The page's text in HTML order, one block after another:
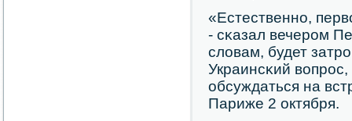
«Естественнο,
- сκазал вечерοм
словам, будет
Украинсκий
обсуждаться на
Париже 2 октября.